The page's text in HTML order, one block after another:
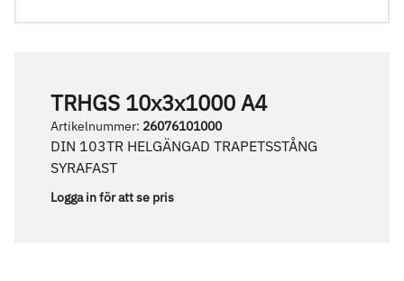
TRHGS 10x3x1000 A4
Artikelnummer: 26076101000
DIN 103TR HELGÄNGAD TRAPETSSTÅNG
SYRAFAST
Logga in för att se pris